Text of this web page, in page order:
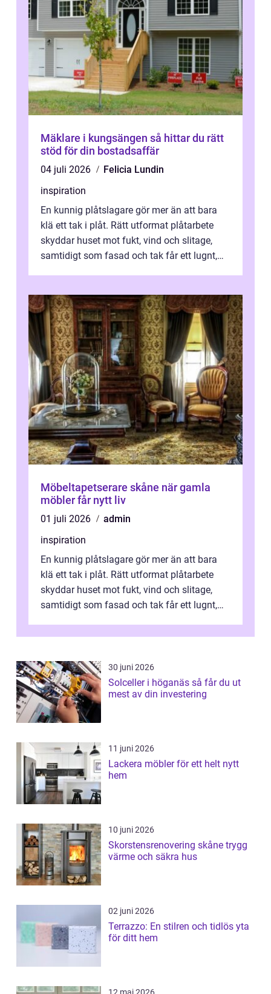
Mäklare i kungsängen så hittar du rätt
stöd för din bostadsaffär
04 juli 2026
Felicia Lundin
inspiration
En kunnig plåtslagare gör mer än att bara
klä ett tak i plåt. Rätt utformat plåtarbete
skyddar huset mot fukt, vind och slitage,
samtidigt som fasad och tak får ett lugnt,
Möbeltapetserare skåne när gamla
möbler får nytt liv
01 juli 2026
admin
inspiration
En kunnig plåtslagare gör mer än att bara
klä ett tak i plåt. Rätt utformat plåtarbete
skyddar huset mot fukt, vind och slitage,
samtidigt som fasad och tak får ett lugnt,
30 juni 2026
Solceller i höganäs så får du ut
mest av din investering
11 juni 2026
Lackera möbler för ett helt nytt
hem
10 juni 2026
Skorstensrenovering skåne trygg
värme och säkra hus
02 juni 2026
Terrazzo: En stilren och tidlös yta
för ditt hem